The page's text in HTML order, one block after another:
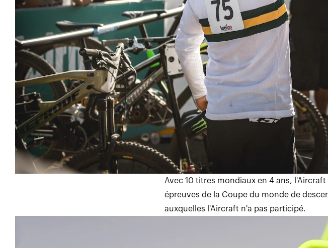
Avec 10 titres mondiaux en 4 ans,
épreuves de la Coupe du monde de
auxquelles l'Aircraft n'a pas participé.